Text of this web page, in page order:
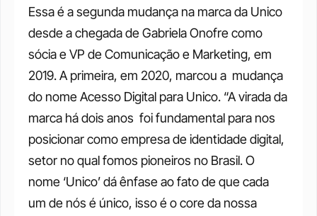
Essa é a segunda mudança na marca da Unico
desde a chegada de Gabriela Onofre como
sócia e VP de Comunicação e Marketing, em
2019. A primeira, em 2020, marcou a  mudança
do nome Acesso Digital para Unico. “A virada da
marca há dois anos  foi fundamental para nos
posicionar como empresa de identidade digital,
setor no qual fomos pioneiros no Brasil. O
nome ‘Unico’ dá ênfase ao fato de que cada
um de nós é único, isso é o core da nossa